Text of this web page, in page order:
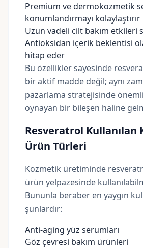
Premium ve dermokozmetik
konumlandırmayı kolaylaştırır
Uzun vadeli cilt bakım etkileri
Antioksidan içerik beklentisi
hitap eder
Bu özellikler sayesinde
bir aktif madde değil; aynı
pazarlama stratejisinde
oynayan bir bileşen haline
Resveratrol Kullanılan
Ürün Türleri
Kozmetik üretiminde
ürün yelpazesinde
Bununla beraber en yaygın
şunlardır:
Anti-aging yüz serumları
Göz çevresi bakım ürünleri